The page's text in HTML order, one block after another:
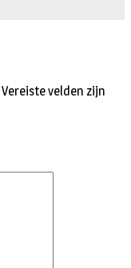
Vereiste velden zijn